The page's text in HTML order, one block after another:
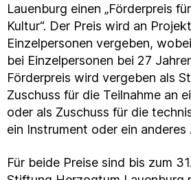
Lauenburg einen „Förderpreis
Kultur“. Der Preis wird an
Einzelpersonen vergeben,
bei Einzelpersonen bei 27
Förderpreis wird vergeben als
Zuschuss für die Teilnahme an
oder als Zuschuss für die
ein Instrument oder ein
Für beide Preise sind bis zum